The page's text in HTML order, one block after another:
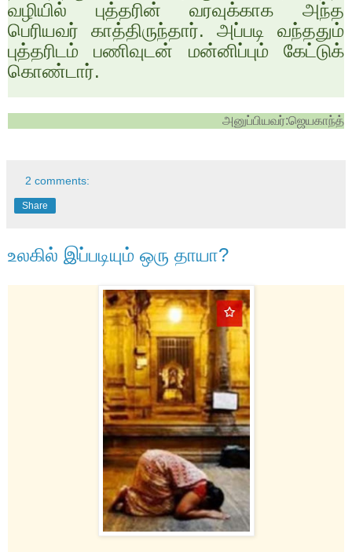
வழியில் புத்தரின் வரவுக்காக அந்த
பெரியவர் காத்திருந்தார். அப்படி வந்ததும்
புத்தரிடம் பணிவுடன் மன்னிப்பும் கேட்டுக்
கொண்டார்.
அனுப்பியவர்:ஜெயகாந்த்
2 comments:
Share
உலகில் இப்படியும் ஒரு தாயா?